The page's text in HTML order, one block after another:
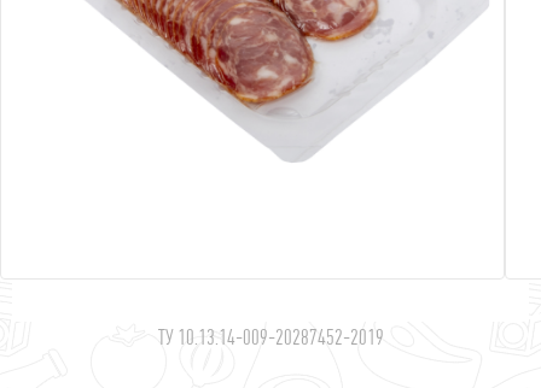
ТУ 10.13.14-009-20287452-2019